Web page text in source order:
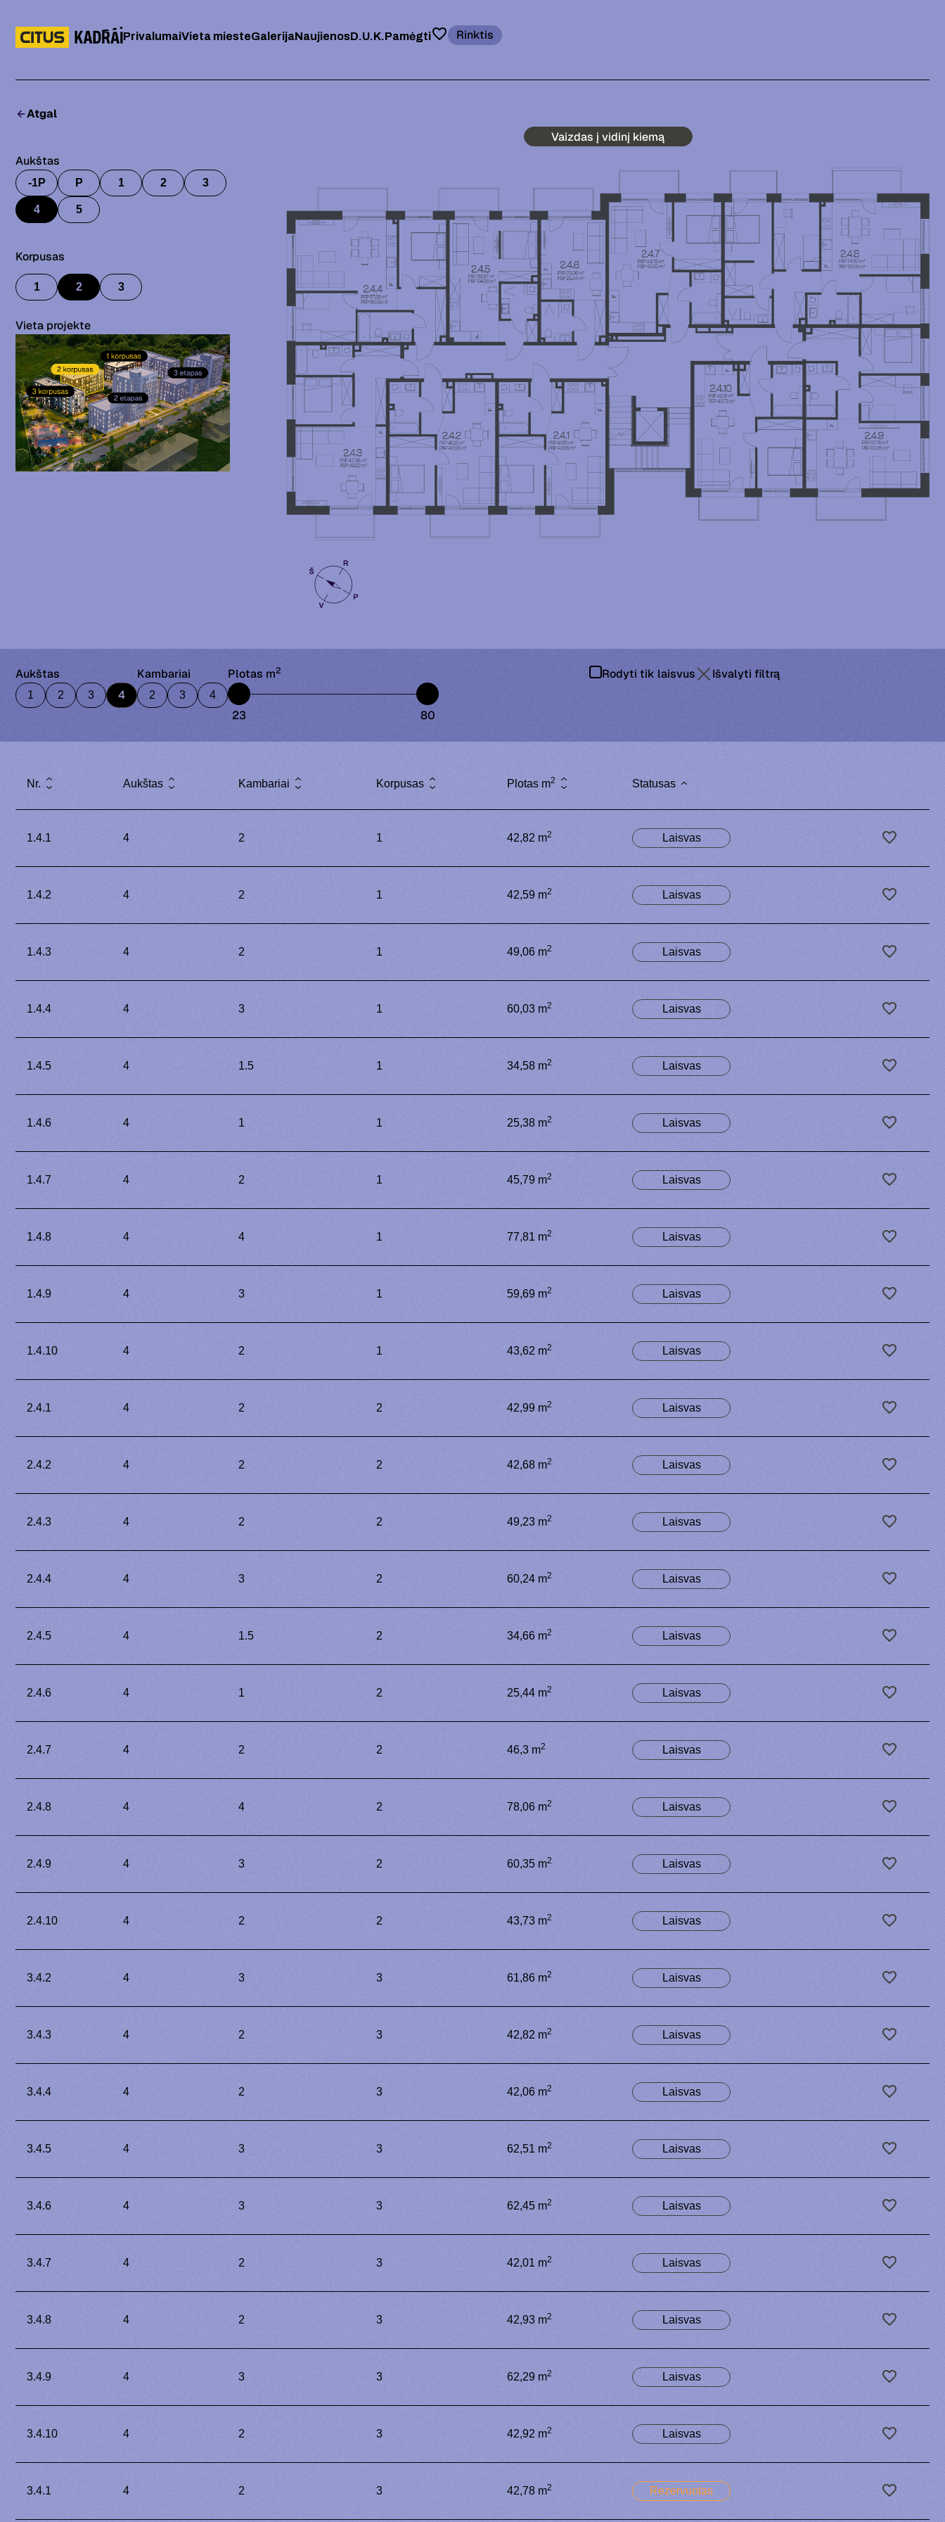
PrivalumaiVieta miesteGalerijaNaujienosD.U.K.Pamėgti Rinktis
Atgal
Aukštas
-1P P 1 2 3
4 5
Korpusas
1 2 3
Vieta projekte
Vaizdas į vidinį kiemą
Aukštas
1 2 3 4
Kambariai
2 3 4
Plotas m2
23 80
Rodyti tik laisvus Išvalyti filtrą
Nr. Aukštas Kambariai Korpusas Plotas m2 Statusas
1.4.1 4 2 1 42,82 m2 Laisvas
1.4.2 4 2 1 42,59 m2 Laisvas
1.4.3 4 2 1 49,06 m2 Laisvas
1.4.4 4 3 1 60,03 m2 Laisvas
1.4.5 4 1.5 1 34,58 m2 Laisvas
1.4.6 4 1 1 25,38 m2 Laisvas
1.4.7 4 2 1 45,79 m2 Laisvas
1.4.8 4 4 1 77,81 m2 Laisvas
1.4.9 4 3 1 59,69 m2 Laisvas
1.4.10 4 2 1 43,62 m2 Laisvas
2.4.1 4 2 2 42,99 m2 Laisvas
2.4.2 4 2 2 42,68 m2 Laisvas
2.4.3 4 2 2 49,23 m2 Laisvas
2.4.4 4 3 2 60,24 m2 Laisvas
2.4.5 4 1.5 2 34,66 m2 Laisvas
2.4.6 4 1 2 25,44 m2 Laisvas
2.4.7 4 2 2 46,3 m2 Laisvas
2.4.8 4 4 2 78,06 m2 Laisvas
2.4.9 4 3 2 60,35 m2 Laisvas
2.4.10 4 2 2 43,73 m2 Laisvas
3.4.2 4 3 3 61,86 m2 Laisvas
3.4.3 4 2 3 42,82 m2 Laisvas
3.4.4 4 2 3 42,06 m2 Laisvas
3.4.5 4 3 3 62,51 m2 Laisvas
3.4.6 4 3 3 62,45 m2 Laisvas
3.4.7 4 2 3 42,01 m2 Laisvas
3.4.8 4 2 3 42,93 m2 Laisvas
3.4.9 4 3 3 62,29 m2 Laisvas
3.4.10 4 2 3 42,92 m2 Laisvas
3.4.1 4 2 3 42,78 m2 Rezervuotas